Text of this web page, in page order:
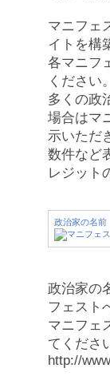
マニフェ
イトを構
各マニフ
ください。
多くの政
場合はマ
示いただ
数件など
レジット
政治家の名前
政治家の
フェスト
マニフェ
てくださ
http://